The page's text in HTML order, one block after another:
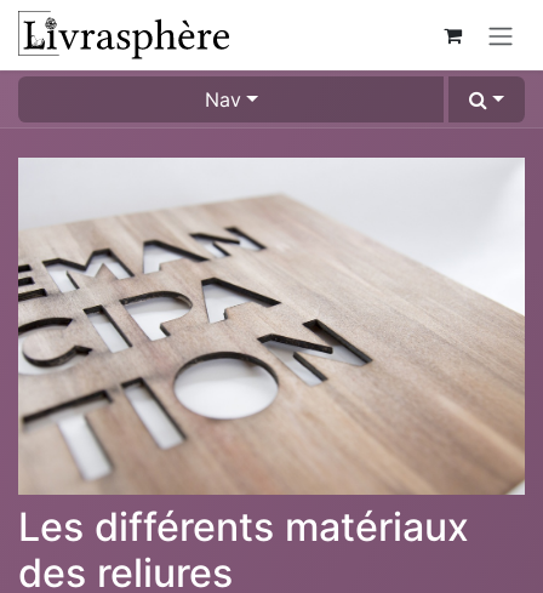
Se rendre au contenu
Nav
Les différents matériaux
des reliures